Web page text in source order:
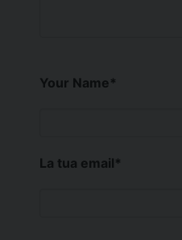
Your Name*
La tua email*